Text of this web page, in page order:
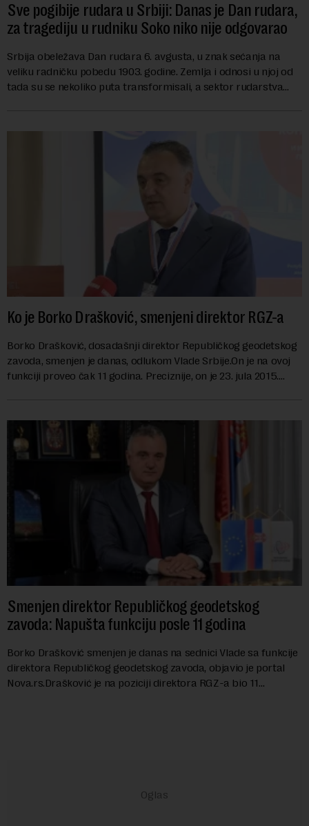
Sve pogibije rudara u Srbiji: Danas je Dan rudara,
za tragediju u rudniku Soko niko nije odgovarao
Srbija obeležava Dan rudara 6. avgusta, u znak sećanja na
veliku radničku pobedu 1903. godine. Zemlja i odnosi u njoj od
tada su se nekoliko puta transformisali, a sektor rudarstva
Ko je Borko Drašković, smenjeni direktor RGZ-a
Borko Drašković, dosadašnji direktor Republičkog geodetskog
zavoda, smenjen je danas, odlukom Vlade Srbije.On je na ovoj
funkciji proveo čak 11 godina. Preciznije, on je 23. jula 2015.
Smenjen direktor Republičkog geodetskog
zavoda: Napušta funkciju posle 11 godina
Borko Drašković smenjen je danas na sednici Vlade sa funkcije
direktora Republičkog geodetskog zavoda, objavio je portal
Nova.rs.Drašković je na poziciji direktora RGZ-a bio 11